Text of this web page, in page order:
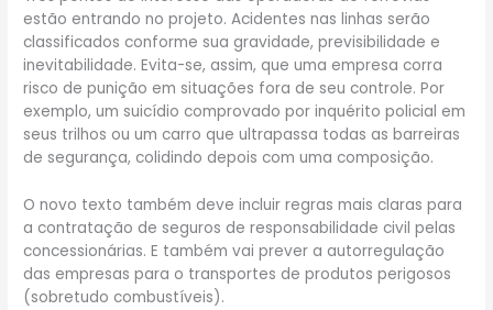
estão entrando no projeto. Acidentes nas linhas serão
classificados conforme sua gravidade, previsibilidade e
inevitabilidade. Evita-se, assim, que uma empresa corra
risco de punição em situações fora de seu controle. Por
exemplo, um suicídio comprovado por inquérito policial em
seus trilhos ou um carro que ultrapassa todas as barreiras
de segurança, colidindo depois com uma composição.
O novo texto também deve incluir regras mais claras para
a contratação de seguros de responsabilidade civil pelas
concessionárias. E também vai prever a autorregulação
das empresas para o transportes de produtos perigosos
(sobretudo combustíveis).